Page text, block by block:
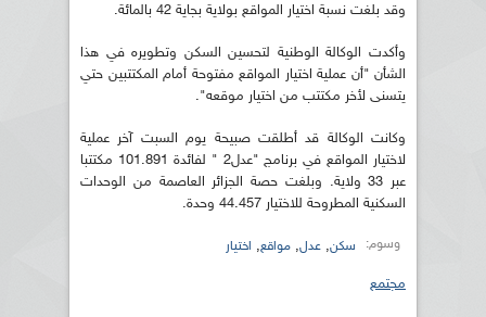
وقد بلغت نسبة اختيار المواقع بولاية بجاية 42 بالمائة.
وأكدت الوكالة الوطنية لتحسين السكن وتطويره في هذا
الشأن "أن عملية اختيار المواقع مفتوحة أمام المكتتبين حتي
يتسنى لأخر مكتتب من اختيار موقعه".
وكانت الوكالة قد أطلقت صبيحة يوم السبت آخر عملية
لاختيار المواقع في برنامج "عدل2 " لفائدة 101.891 مكتتبا
عبر 33 ولاية. وبلغت حصة الجزائر العاصمة من الوحدات
السكنية المطروحة للاختيار 44.457 وحدة.
وسوم: سكن, عدل, مواقع, اختيار
مجتمع